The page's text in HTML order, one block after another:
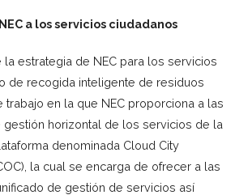
a los servicios ciudadanos
la estrategia de NEC para los servicios
de recogida inteligente de residuos
en la que NEC proporciona a las
gestión horizontal de los servicios de la
denominada Cloud City
la cual se encarga de ofrecer a las
de gestión de servicios así